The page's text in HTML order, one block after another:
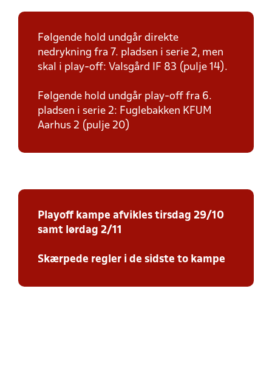
Følgende hold undgår direkte
nedrykning fra 7. pladsen i serie 2, men
skal i play-off: Valsgård IF 83 (pulje 14).
Følgende hold undgår play-off fra 6.
pladsen i serie 2: Fuglebakken KFUM
Aarhus 2 (pulje 20)
Playoff kampe afvikles tirsdag 29/10
samt lørdag 2/11
Skærpede regler i de sidste to kampe